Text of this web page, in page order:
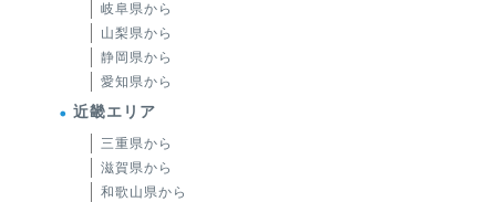
岐阜県から
山梨県から
静岡県から
愛知県から
近畿エリア
三重県から
滋賀県から
和歌山県から